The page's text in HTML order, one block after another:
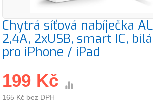
Chytrá síťová nabíječka
2,4A, 2xUSB, smart IC,
pro iPhone / iPad
199 Kč
165 Kč bez DPH